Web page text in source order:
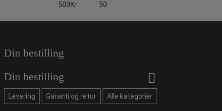
500Kr
50
Din bestilling
Din bestilling
Levering Garanti og retur Alle kategorier